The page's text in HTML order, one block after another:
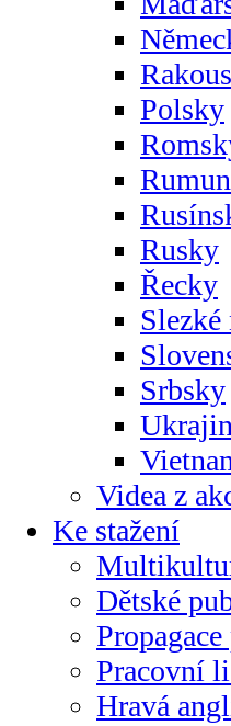
Polsky
Rusky
Řecky
Slezké
Srbsky
Videa z
Ke stažení
Dětské
Pracovní
Hravá